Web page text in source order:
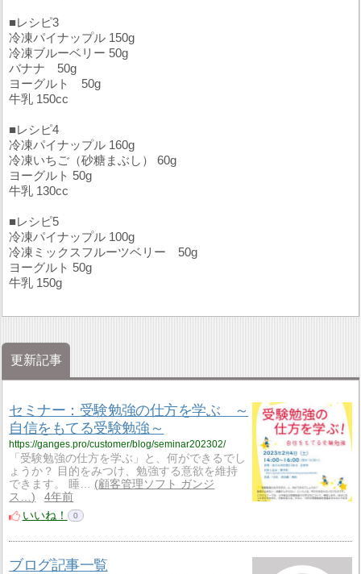
■レシピ3
冷凍パイナップル 150g
冷凍ブルーベリー 50g
バナナ 50g
ヨーグルト 50g
牛乳 150cc
■レシピ4
冷凍パイナップル 160g
冷凍いちご（砂糖まぶし） 60g
ヨーグルト 50g
牛乳 130cc
■レシピ5
冷凍パイナップル 100g
冷凍ミックスフルーツベリー 50g
ヨーグルト 50g
牛乳 150g
更新記事
セミナー：受験勉強の仕方を学ぶ ～
自信をもてる受験勉強～
https://ganges.pro/customer/blog/seminar202302/
「受験勉強の仕方を学ぶ」と、何ができるでし
ょうか？ 目的をみつけ、勉強する意欲を維持
できます。 睡…
顧客管理ソフト ガンジ
ス…
4年前
いいね！
0
ブログ記事一覧